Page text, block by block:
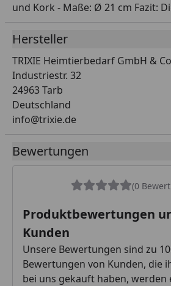
und Kork - Maße: Ø 21 cm Fazit:
Hersteller
TRIXIE Heimtierbedarf GmbH &
Industriestr. 32
24963 Tarb
Deutschland
info@trixie.de
Bewertungen
(0
Produktbewertungen
Kunden
Unsere Bewertungen sind zu
Bewertungen von Kunden, die
bei uns gekauft haben, werden